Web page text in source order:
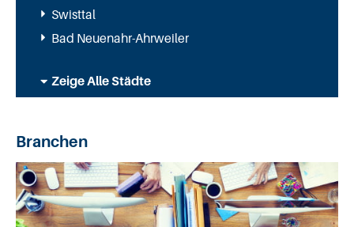
Swisttal
Bad Neuenahr-Ahrweiler
Zeige Alle Städte
Branchen